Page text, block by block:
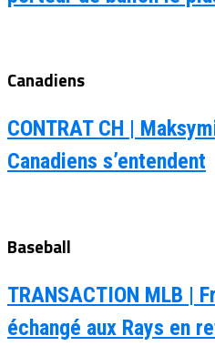
Canadiens
CONTRAT CH |
Canadiens s’entendent
Baseball
TRANSACTION MLB |
échangé aux Rays en